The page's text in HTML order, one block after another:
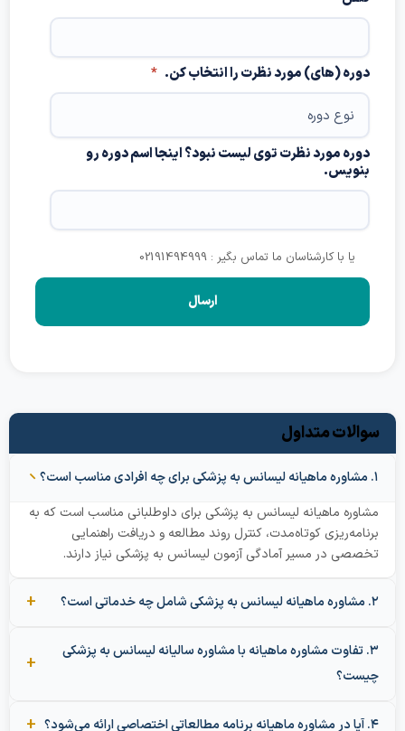
دوره (های) مورد نظرت را انتخاب کن. *
دوره مورد نظرت توی لیست نبود؟ اینجا اسم دوره رو
بنویس.
یا با کارشناسان ما تماس بگیر : 02191494999
سوالات متداول
مشاوره ماهیانه لیسانس به پزشکی برای داوطلبانی مناسب است که به
برنامه‌ریزی کوتاه‌مدت، کنترل روند مطالعه و دریافت راهنمایی
تخصصی در مسیر آمادگی آزمون لیسانس به پزشکی نیاز دارند.
۳. تفاوت مشاوره ماهیانه با مشاوره سالیانه لیسانس به پزشکی
چیست؟